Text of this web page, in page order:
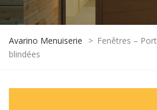
Avarino Menuiserie > Fenêtres –
blindées